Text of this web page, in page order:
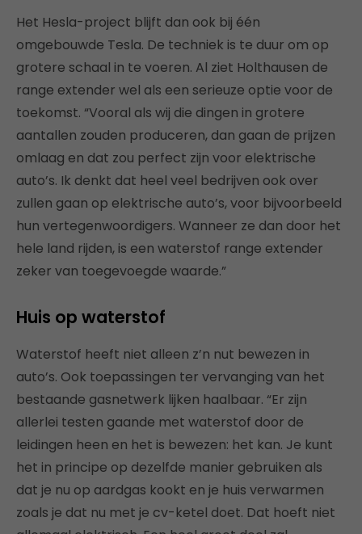
Het Hesla-project blijft dan ook bij één
omgebouwde Tesla. De techniek is te duur om op
grotere schaal in te voeren. Al ziet Holthausen de
range extender wel als een serieuze optie voor de
toekomst. “Vooral als wij die dingen in grotere
aantallen zouden produceren, dan gaan de prijzen
omlaag en dat zou perfect zijn voor elektrische
auto’s. Ik denkt dat heel veel bedrijven ook over
zullen gaan op elektrische auto’s, voor bijvoorbeeld
hun vertegenwoordigers. Wanneer ze dan door het
hele land rijden, is een waterstof range extender
zeker van toegevoegde waarde.”
Huis op waterstof
Waterstof heeft niet alleen z’n nut bewezen in
auto’s. Ook toepassingen ter vervanging van het
bestaande gasnetwerk lijken haalbaar. “Er zijn
allerlei testen gaande met waterstof door de
leidingen heen en het is bewezen: het kan. Je kunt
het in principe op dezelfde manier gebruiken als
dat je nu op aardgas kookt en je huis verwarmen
zoals je dat nu met je cv-ketel doet. Dat hoeft niet